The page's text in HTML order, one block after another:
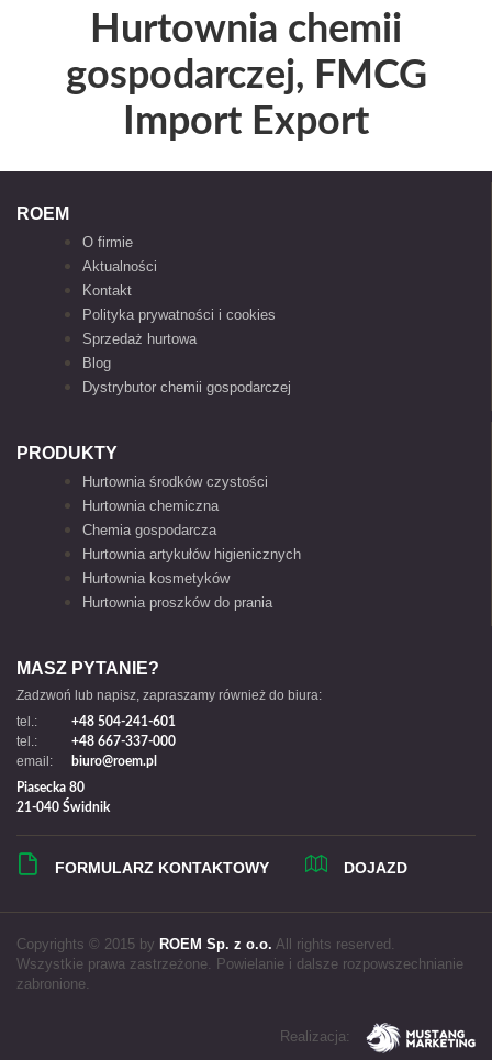
Hurtownia chemii
gospodarczej, FMCG
Import Export
ROEM
O firmie
Aktualności
Kontakt
Polityka prywatności i cookies
Sprzedaż hurtowa
Blog
Dystrybutor chemii gospodarczej
PRODUKTY
Hurtownia środków czystości
Hurtownia chemiczna
Chemia gospodarcza
Hurtownia artykułów higienicznych
Hurtownia kosmetyków
Hurtownia proszków do prania
MASZ PYTANIE?
Zadzwoń lub napisz, zapraszamy również do biura:
tel.:
+48 504-241-601
tel.: +48 667-337-000
email:
biuro@roem.pl
Piasecka 80
21-040 Świdnik
FORMULARZ KONTAKTOWY DOJAZD
Copyrights © 2015 by ROEM Sp. z o.o. All rights reserved.
Wszystkie prawa zastrzeżone. Powielanie i dalsze rozpowszechnianie
zabronione.
Realizacja: